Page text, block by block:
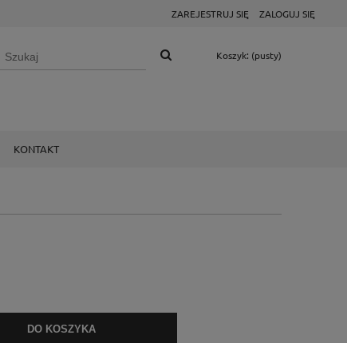
ZAREJESTRUJ SIĘ ZALOGUJ SIĘ
Koszyk: (pusty)
KONTAKT
DO KOSZYKA